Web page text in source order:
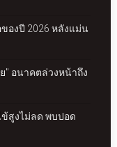
องปี 2026 หลังแม่น
" อนาคตล่วงหน้าถึง
ข้สูงไม่ลด พบปอด